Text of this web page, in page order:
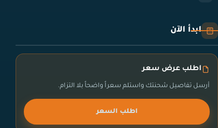
ابدأ الآن
اطلب عرض سعر
أرسل تفاصيل شحنتك واستلم سعراً واضحاً بلا التزام.
اطلب السعر